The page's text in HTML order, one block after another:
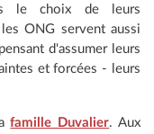
le choix de leurs
ONG servent aussi
d'assumer leurs
et forcées - leurs
famille Duvalier. Aux